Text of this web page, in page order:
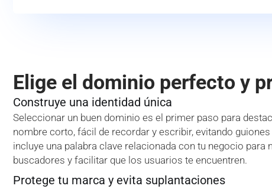
Elige el dominio perfecto y
Construye una identidad única
Seleccionar un buen dominio es el primer paso para
nombre corto, fácil de recordar y escribir, evitando
incluye una palabra clave relacionada con tu negocio
buscadores y facilitar que los usuarios te encuentren.
Protege tu marca y evita suplantaciones